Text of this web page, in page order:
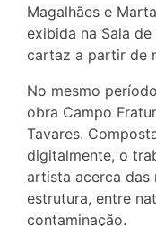
Magalhães e
exibida na Sala
cartaz a partir de
No mesmo
obra Campo
Tavares.
digitalmente, o
artista acerca das
estrutura, entre
contaminação.